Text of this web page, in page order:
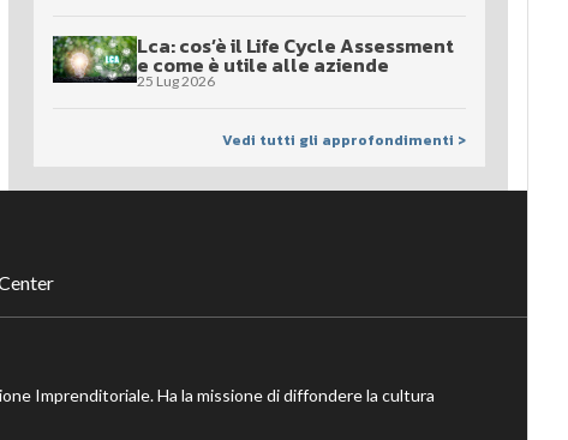
Lca: cos’è il Life Cycle Assessment
e come è utile alle aziende
25 Lug 2026
Vedi tutti gli approfondimenti >
Imprenditoriale. Ha la missione di diffondere la cultura